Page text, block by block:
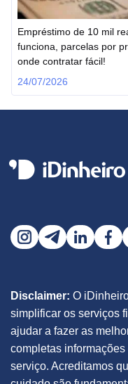
Empréstimo de 10 mil
funciona, parcelas por
onde contratar fácil!
24/07/2026
Disclaimer: O
simplificar os serviços
ajudar a fazer as
completas
serviço. Acreditamos